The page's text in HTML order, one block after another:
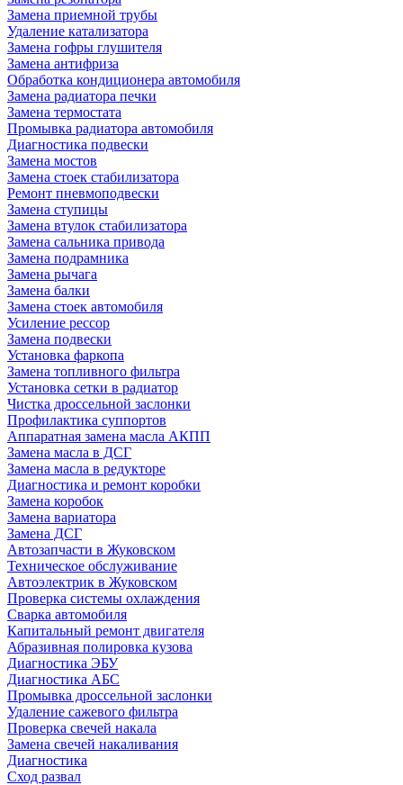
Замена приемной трубы
Удаление катализатора
Замена гофры глушителя
Замена антифриза
Обработка кондиционера автомобиля
Замена радиатора печки
Замена термостата
Промывка радиатора автомобиля
Диагностика подвески
Замена мостов
Замена стоек стабилизатора
Ремонт пневмоподвески
Замена ступицы
Замена втулок стабилизатора
Замена сальника привода
Замена подрамника
Замена рычага
Замена балки
Замена стоек автомобиля
Усиление рессор
Замена подвески
Установка фаркопа
Замена топливного фильтра
Установка сетки в радиатор
Чистка дроссельной заслонки
Профилактика суппортов
Аппаратная замена масла АКПП
Замена масла в ДСГ
Замена масла в редукторе
Диагностика и ремонт коробки
Замена коробок
Замена вариатора
Замена ДСГ
Автозапчасти в Жуковском
Техническое обслуживание
Автоэлектрик в Жуковском
Проверка системы охлаждения
Сварка автомобиля
Капитальный ремонт двигателя
Абразивная полировка кузова
Диагностика ЭБУ
Диагностика АБС
Промывка дроссельной заслонки
Удаление сажевого фильтра
Проверка свечей накала
Замена свечей накаливания
Диагностика
Сход развал